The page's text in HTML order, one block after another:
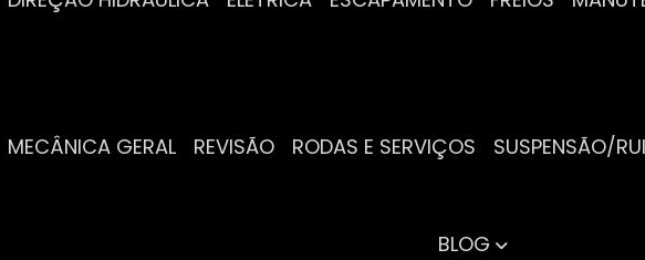
MECÂNICA GERAL REVISÃO RODAS E SERVIÇOS SUSPENSÃO/
BLOG